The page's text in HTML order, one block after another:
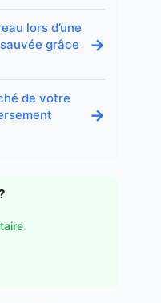
lors d’une
grâce
→
de votre
→